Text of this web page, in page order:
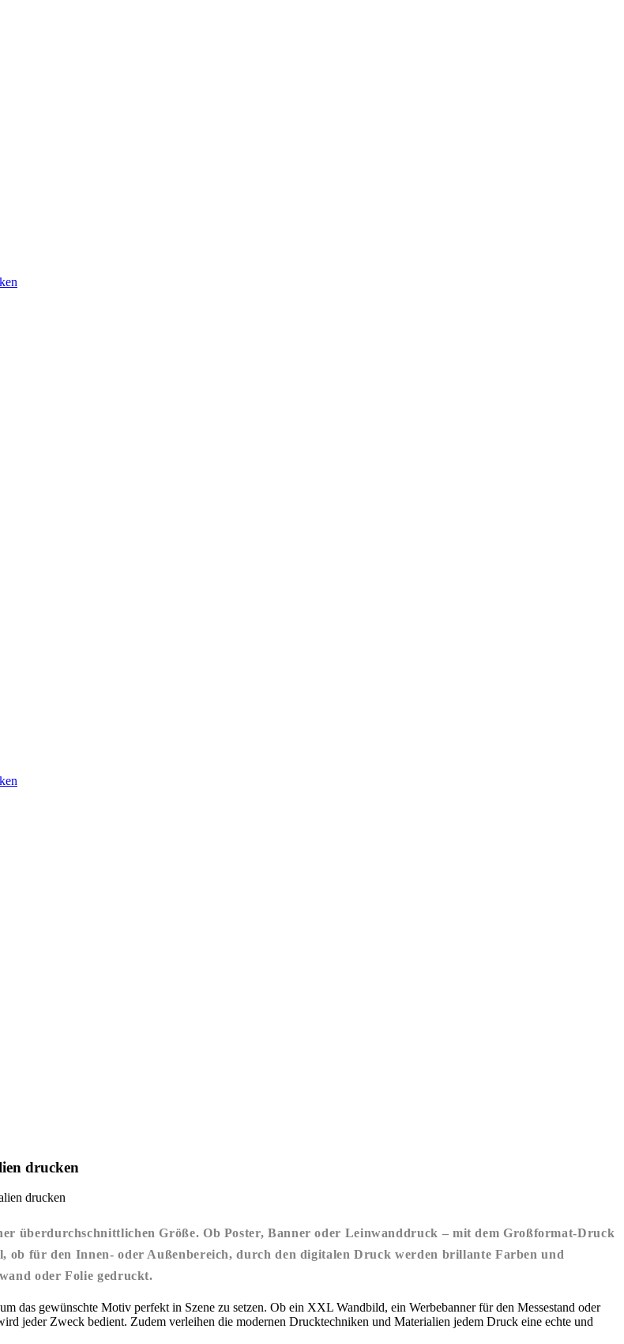
drucken
drucken
überdurchschnittlichen Größe. Ob Poster, Banner oder Leinwanddruck – mit dem Großformat-Druck
für den Innen- oder Außenbereich, durch den digitalen Druck werden brillante Farben und
oder Folie gedruckt.
das gewünschte Motiv perfekt in Szene zu setzen. Ob ein XXL Wandbild, ein Werbebanner für den Messestand oder
jeder Zweck bedient. Zudem verleihen die modernen Drucktechniken und Materialien jedem Druck eine echte und